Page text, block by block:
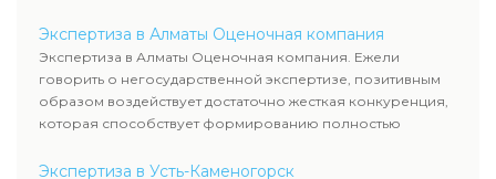
Экспертиза в Алматы Оценочная компания
Экспертиза в Алматы Оценочная компания. Ежели
говорить о негосударственной экспертизе, позитивным
образом воздействует достаточно жесткая конкуренция,
которая способствует формированию полностью
Экспертиза в Усть-Каменогорск